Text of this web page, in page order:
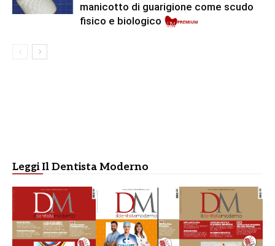
manicotto di guarigione come scudo
fisico e biologico
Leggi Il Dentista Moderno